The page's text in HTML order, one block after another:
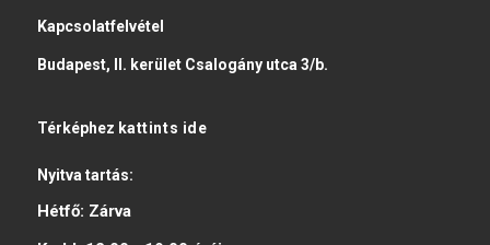
Kapcsolatfelvétel
Budapest, II. kerület Csalogány utca 3/b.
Térképhez kattints ide
Nyitva tartás:
Hétfő: Zárva